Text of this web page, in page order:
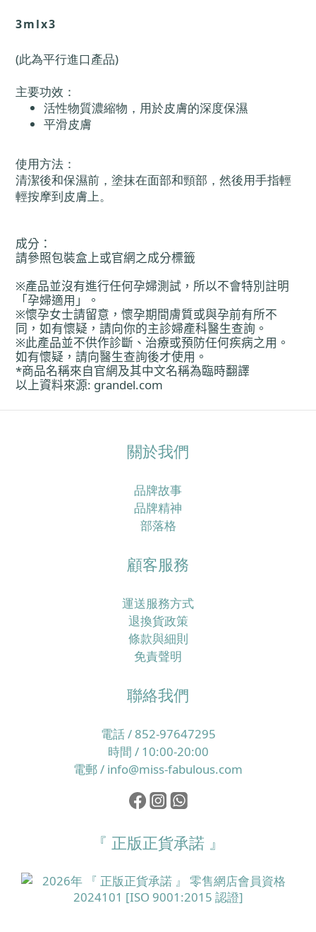
3mlx3
(此為平行進口產品)
主要功效：
活性物質濃縮物，用於皮膚的深度保濕
平滑皮膚
使用方法：
清潔後和保濕前，塗抹在面部和頸部，然後用手指輕
輕按摩到皮膚上。
成分 ：
請參照包裝盒上或官網之成分標籤
※產品並沒有進行任何孕婦測試，所以不會特別註明
「孕婦適用」。
※懷孕女士請留意，懷孕期間膚質或與孕前有所不
同，如有懷疑，請向你的主診婦產科醫生查詢。
※此產品並不供作診斷、治療或預防任何疾病之用。
如有懷疑，請向醫生查詢後才使用。
*商品名稱來自官網及其中文名稱為臨時翻譯
以上資料來源: grandel.com
關於我們
品牌故事
品牌精神
部落格
顧客服務
運送服務方式
退換貨政策
條款與細則
免責聲明
聯絡我們
電話 / 852-97647295
時間 / 10:00-20:00
電郵 / info@miss-fabulous.com
『 正版正貨承諾 』